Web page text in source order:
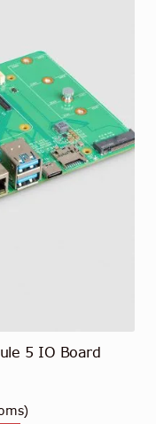
5 IO Board